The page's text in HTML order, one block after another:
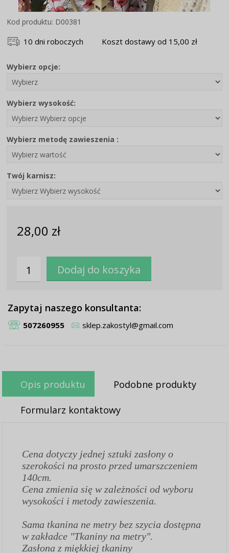
Kod produktu: D00381
10 dni roboczych Koszt dostawy od 15,00 zł
Wybierz opcje:
Wybierz wysokość:
Wybierz metodę zawieszenia :
Twój karnisz:
28,00 zł
Zapytaj naszego konsultanta:
507260955 sklep.zakostyl@gmail.com
Opis produktu Podobne produkty
Formularz kontaktowy
Cena dotyczy jednej sztuki zasłony o
szerokości na prosto przed umarszczeniem
140cm.
Cena zmienia się w zależności od wyboru
wysokości i metody zawieszenia.
Sama tkanina ne metry bez szycia dostępna
w zakładce "Tkaniny na metry".
Zasłona z miękkiej tkaniny